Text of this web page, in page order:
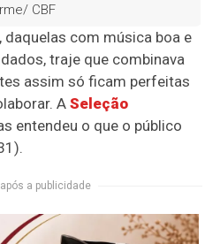
CBF
com música boa e
traje que combinava
assim só ficam perfeitas
ASeleção
entendeu o que o público
a publicidade